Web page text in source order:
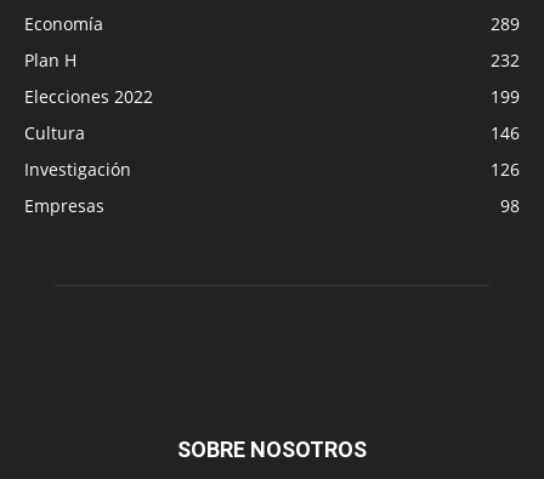
Economía
289
Plan H
232
Elecciones 2022
199
Cultura
146
Investigación
126
Empresas
98
SOBRE NOSOTROS